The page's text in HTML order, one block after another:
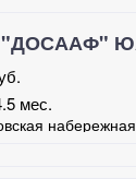
"ДОСААФ"
мес.